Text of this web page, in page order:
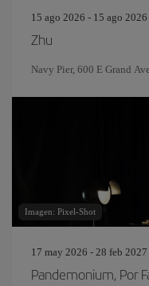
15 ago 2026 - 15 ago 2026
Zhu
Navy Pier, 600 E Grand
Imagen: Pixel-Shot
17 may 2026 - 28 feb 2027
Pandemonium, Por